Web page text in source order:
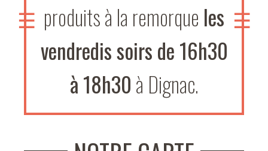
produits à la remorque les
vendredis soirs de 16h30
à 18h30à Dignac.